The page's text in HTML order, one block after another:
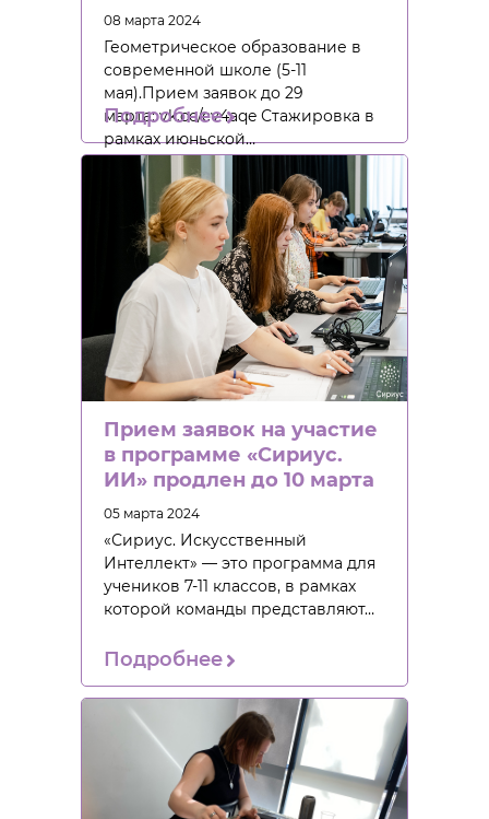
08 марта 2024
Геометрическое образование в
современной школе (5-11
мая).Прием заявок до 29
марта: vk.cc/cv4aqe Стажировка в
рамках июньской…
Подробнее
Прием заявок на участие
в программе «Сириус.
ИИ» продлен до 10 марта
05 марта 2024
«Сириус. Искусственный
Интеллект» — это программа для
учеников 7-11 классов, в рамках
которой команды представляют…
Подробнее